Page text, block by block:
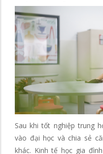
Sau khi tốt nghiệp trung
vào đại học và chia sẻ
khác. Kinh tế học gia